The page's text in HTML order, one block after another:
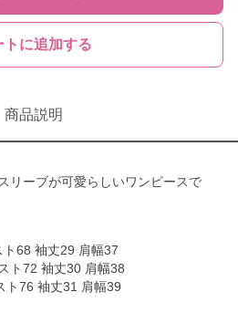
トに追加する
商品説明
リーブが可愛らしいワンピースで
68 袖丈29 肩幅37
ト72 袖丈30 肩幅38
ト76 袖丈31 肩幅39